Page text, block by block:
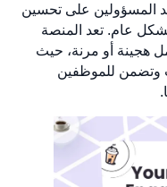
المسؤولين على تحسين
عام. تعد المنصة
هجينة أو مرنة، حيث
وتضمن للموظفين